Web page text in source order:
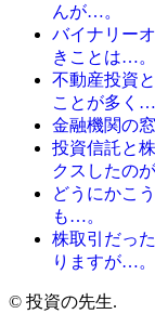
んが…。
バイナリー
きことは…。
不動産投資
ことが多く…
金融機関の
投資信託と
クスしたの
どうにかこ
も…。
株取引だっ
りますが…。
© 投資の先生.